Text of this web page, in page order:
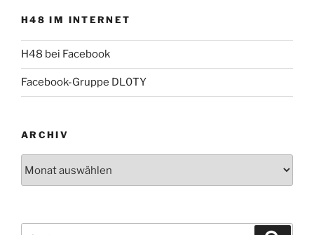
H48 IM INTERNET
H48 bei Facebook
Facebook-Gruppe DL0TY
ARCHIV